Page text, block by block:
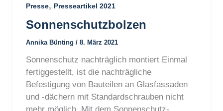
Presse, Presseartikel 2021
Sonnenschutzbolzen
Annika Bünting / 8. März 2021
Sonnenschutz nachträglich montiert Einmal
fertiggestellt, ist die nachträgliche
Befestigung von Bauteilen an Glasfassaden
und -dächern mit Standardschrauben nicht
mehr möglich. Mit dem Sonnenschutz-